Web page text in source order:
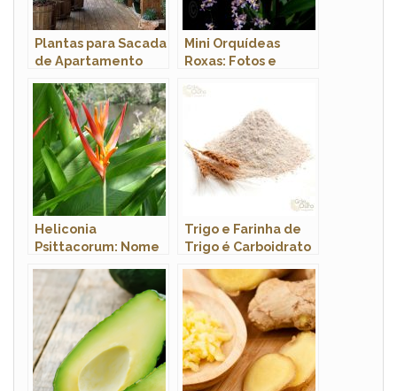
Plantas para Sacada
de Apartamento
Mini Orquídeas
Roxas: Fotos e
Heliconia
Psittacorum: Nome
Trigo e Farinha de
Trigo é Carboidrato